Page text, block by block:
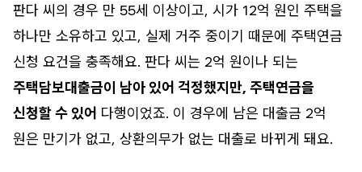
판다 씨의 경우 만 55세 이상이고, 시가 12억 원인 주택을
하나만 소유하고 있고, 실제 거주 중이기 때문에 주택연금
신청 요건을 충족해요. 판다 씨는 2억 원이나 되는
주택담보대출금이 남아 있어 걱정했지만, 주택연금을
신청할 수 있어 다행이었죠. 이 경우에 남은 대출금 2억
원은 만기가 없고, 상환의무가 없는 대출로 바뀌게 돼요.